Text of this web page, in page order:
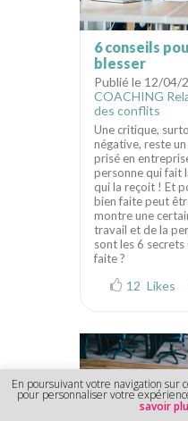
6 conseils
blesser
Publié le 12/04/
COACHING
des conflits
Une critique,
négative, reste
prisé en
personne qui fait
qui la reçoit ! Et
bien faite peut
montre une
travail et de la
sont les 6
faite ?
12 Likes
En poursuivant votre navigation sur
pour personnaliser votre
savoir